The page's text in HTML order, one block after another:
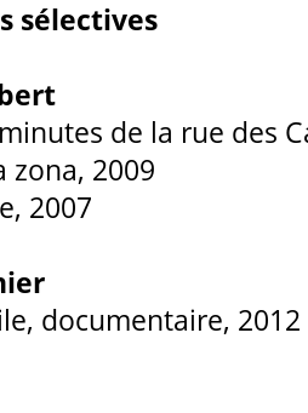
sélectives
de la rue des
zona, 2009
2007
documentaire, 2012